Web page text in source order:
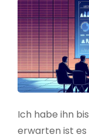
Ich habe ihn
erwarten ist